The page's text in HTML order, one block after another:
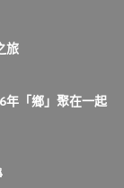
旅
年「鄉」聚在一起